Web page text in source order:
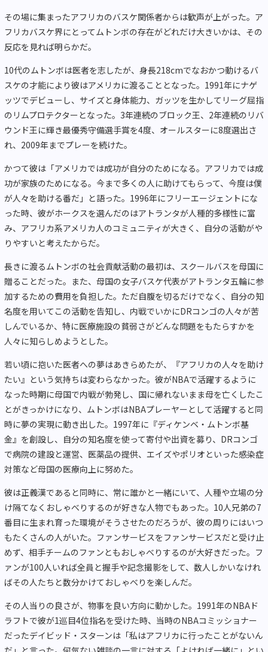
その場に集まったアフリカのバスケ関係者からは歓声が上がった。ア
フリカバスケ界にとってムトンボの存在がどれだけ大きいかは、その
反応を見れば明らかだ。
10代のムトンボは医者を志したが、身長218cmでなおかつ動けるバ
スケの才能により彼はアメリカに渡ることとなった。1991年にナゲ
ッツでデビューし、サイズと身体能力、ガッツを生かしてリーグ屈指
のリムプロテクターとなった。3年連続のブロック王、2年連続のリバ
ウンド王に輝き最優秀守備選手賞を4度、オールスターに8度選出さ
れ、2009年までプレーを続けた。
かつて彼は「アメリカでは成功が自分のためになる。アフリカでは成
功が家族のためになる。今まで多くの人に助けてもらって、今度は僕
が人々を助ける番だ」と語った。1996年にフリーエージェントにな
った時、彼がホークスを選んだのはアトランタが人種的多様性に富
み、アフリカ系アメリカ人のコミュニティが大きく、自分の活動がや
りやすいと考えたからだ。
長きに渡るムトンボの社会貢献活動の最初は、スクールバスを母国に
贈ることだった。また、母国の女子バスケ代表がアトランタ五輪に参
加するための費用を負担した。ただ自腹を切るだけでなく、自分の知
名度を用いてこの活動を告知し、内戦でいかにDRコンゴの人々が苦
しんでいるか、特に医療施設の貧弱さがどんな問題をもたらすかを
人々に知らしめようとした。
若い頃に抱いた医者への夢はあきらめたが、『アフリカの人々を助け
たい』という気持ちは変わらなかった。彼がNBAで活躍するように
なった時期に母国で内戦が勃発し、国に帰れないまま母を亡くしたこ
とがきっかけになり、ムトンボはNBAプレーヤーとして活躍すると同
時に夢の実現に動き出した。1997年に『ディケンベ・ムトンボ基
金』を創設し、自分の知名度を使って寄付や出資を募り、DRコンゴ
で病院の建設と運営、医薬品の提供、エイズやポリオといった感染症
対策など母国の医療向上に努めた。
彼は正義漢であると同時に、常に誰かと一緒にいて、人種や立場の分
け隔てなくおしゃべりするのが好きな人物でもあった。10人兄弟の7
番目に生まれ育った環境がそうさせたのだろうが、彼の周りにはいつ
もたくさんの人がいた。ファンサービスをファンサービスだと受け止
めず、相手チームのファンともおしゃべりするのが大好きだった。フ
ァンが100人いれば全員と握手や記念撮影をして、数人しかいなけれ
ばその人たちと数分かけておしゃべりを楽しんだ。
その人当りの良さが、物事を良い方向に動かした。1991年のNBAド
ラフトで彼が1巡目4位指名を受けた時、当時のNBAコミッショナー
だったデイビッド・スターンは「私はアフリカに行ったことがないん